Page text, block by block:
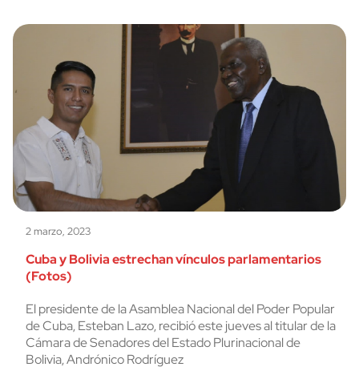
2 marzo, 2023
Cuba y Bolivia estrechan vínculos parlamentarios
(Fotos)
El presidente de la Asamblea Nacional del Poder Popular
de Cuba, Esteban Lazo, recibió este jueves al titular de la
Cámara de Senadores del Estado Plurinacional de
Bolivia, Andrónico Rodríguez